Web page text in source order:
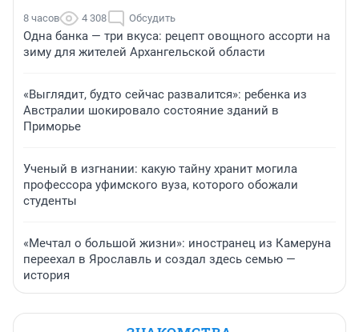
8 часов 4 308 Обсудить
Одна банка — три вкуса: рецепт овощного ассорти на
зиму для жителей Архангельской области
«Выглядит, будто сейчас развалится»: ребенка из
Австралии шокировало состояние зданий в
Приморье
Ученый в изгнании: какую тайну хранит могила
профессора уфимского вуза, которого обожали
студенты
«Мечтал о большой жизни»: иностранец из Камеруна
переехал в Ярославль и создал здесь семью —
история